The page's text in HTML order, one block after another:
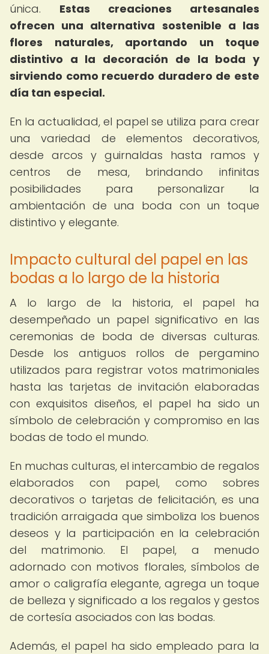
única. Estas creaciones artesanales
ofrecen una alternativa sostenible a las
flores naturales, aportando un toque
distintivo a la decoración de la boda y
sirviendo como recuerdo duradero de este
día tan especial.
En la actualidad, el papel se utiliza para crear
una variedad de elementos decorativos,
desde arcos y guirnaldas hasta ramos y
centros de mesa, brindando infinitas
posibilidades para personalizar la
ambientación de una boda con un toque
distintivo y elegante.
Impacto cultural del papel en las
bodas a lo largo de la historia
A lo largo de la historia, el papel ha
desempeñado un papel significativo en las
ceremonias de boda de diversas culturas.
Desde los antiguos rollos de pergamino
utilizados para registrar votos matrimoniales
hasta las tarjetas de invitación elaboradas
con exquisitos diseños, el papel ha sido un
símbolo de celebración y compromiso en las
bodas de todo el mundo.
En muchas culturas, el intercambio de regalos
elaborados con papel, como sobres
decorativos o tarjetas de felicitación, es una
tradición arraigada que simboliza los buenos
deseos y la participación en la celebración
del matrimonio. El papel, a menudo
adornado con motivos florales, símbolos de
amor o caligrafía elegante, agrega un toque
de belleza y significado a los regalos y gestos
de cortesía asociados con las bodas.
Además, el papel ha sido empleado para la